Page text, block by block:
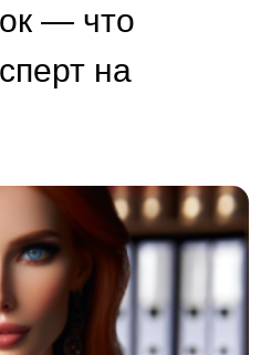
— что
на